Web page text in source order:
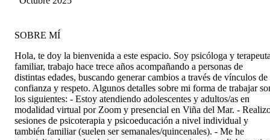
beneficio de los resultados. ¡La recomiendo
SOBRE MÍ
Hola, te doy la bienvenida a este espacio. Soy psicóloga y
familiar, trabajo hace trece años acompañando a personas de
distintas edades, buscando generar cambios a través de vínculos de
confianza y respeto. Algunos detalles sobre mi forma de trabajar
los siguientes: - Estoy atendiendo adolescentes y adultos/as en
modalidad virtual por Zoom y presencial en Viña del Mar. -
sesiones de psicoterapia y psicoeducación a nivel individual y
también familiar (suelen ser semanales/quincenales). - Me he